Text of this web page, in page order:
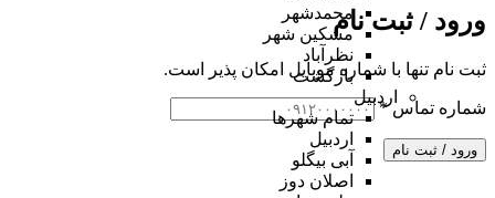
ورود / ثبت نام
ثبت نام تنها با شماره موبایل امکان پذیر است.
شماره تماس*
ورود / ثبت نام
محمدشهر
مشکین شهر
نظرآباد
بازگشت
اردبیل
تمام شهر‌ها
اردبیل
آبی بیگلو
اصلان دوز